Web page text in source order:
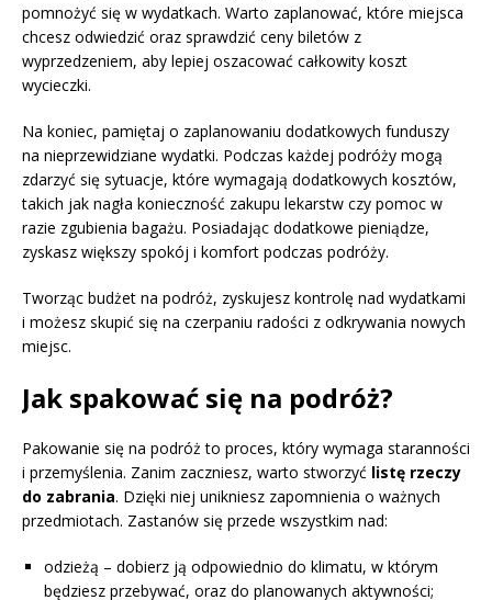
pomnożyć się w wydatkach. Warto zaplanować, które miejsca
chcesz odwiedzić oraz sprawdzić ceny biletów z
wyprzedzeniem, aby lepiej oszacować całkowity koszt
wycieczki.
Na koniec, pamiętaj o zaplanowaniu dodatkowych funduszy
na nieprzewidziane wydatki. Podczas każdej podróży mogą
zdarzyć się sytuacje, które wymagają dodatkowych kosztów,
takich jak nagła konieczność zakupu lekarstw czy pomoc w
razie zgubienia bagażu. Posiadając dodatkowe pieniądze,
zyskasz większy spokój i komfort podczas podróży.
Tworząc budżet na podróż, zyskujesz kontrolę nad wydatkami
i możesz skupić się na czerpaniu radości z odkrywania nowych
miejsc.
Jak spakować się na podróż?
Pakowanie się na podróż to proces, który wymaga staranności
i przemyślenia. Zanim zaczniesz, warto stworzyć listę rzeczy
do zabrania. Dzięki niej unikniesz zapomnienia o ważnych
przedmiotach. Zastanów się przede wszystkim nad:
odzieżą – dobierz ją odpowiednio do klimatu, w którym
będziesz przebywać, oraz do planowanych aktywności;